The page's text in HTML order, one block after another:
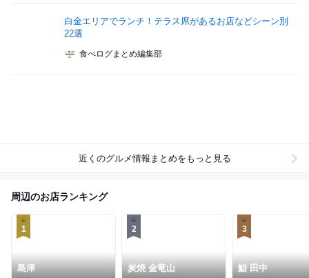
白金エリアでランチ！テラス席があるお店などシーン別
22選
食べログまとめ編集部
近くのグルメ情報まとめをもっと見る
周辺のお店ランキング
1
島津
2
炭焼 金竜山
3
鮨 田中